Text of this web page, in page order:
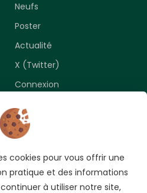
Neufs
Poster
Actualité
X (Twitter)
Connexion
les meilleures opportunités.
cookies pour vous offrir une
pratique et des informations
à utiliser notre site,